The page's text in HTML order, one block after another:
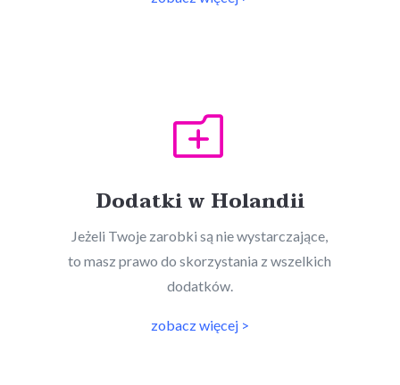
o
Dodatki w Holandii
Jeżeli Twoje zarobki są nie wystarczające,
to masz prawo do skorzystania z wszelkich
dodatków.
zobacz więcej >